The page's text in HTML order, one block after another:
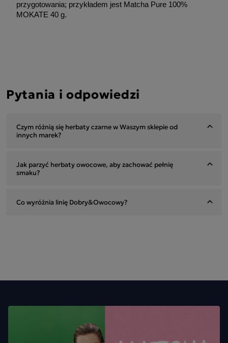
przygotowania; przykładem jest Matcha Pure 100%
MOKATE 40 g.
Pytania i odpowiedzi
Czym różnią się herbaty czarne w Waszym sklepie od
innych marek?
Jak parzyć herbaty owocowe, aby zachować pełnię
smaku?
Co wyróżnia linię Dobry&Owocowy?